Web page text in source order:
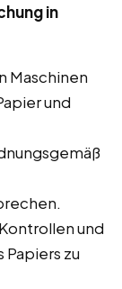
in
Maschinen
und
und
Papiers zu